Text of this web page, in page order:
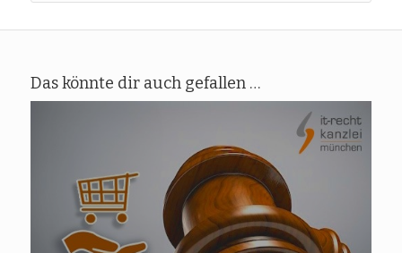
Das könnte dir auch gefallen …